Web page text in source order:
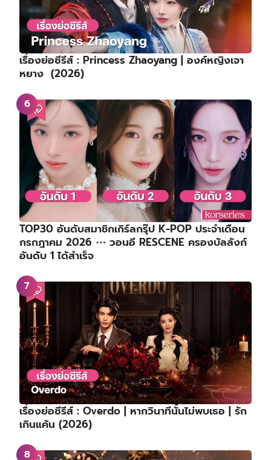
เรื่องย่อซีรีส์ : Princess Zhaoyang | องค์หญิงเจา
หยาง (2026)
TOP30 อันดับสมาชิกเกิร์ลกรุ๊ป K-POP ประจำเดือน
กรกฎาคม 2026 ⋯ วอนอี RESCENE ครองบัลลังก์
อันดับ 1 ได้สำเร็จ
เรื่องย่อซีรีส์ : Overdo | หากวินาทีนั้นไม่พบเธอ | รัก
เกินแค้น (2026)